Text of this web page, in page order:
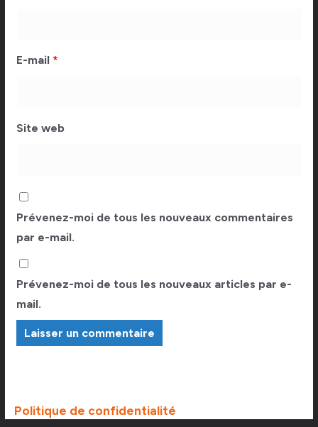
E-mail *
Site web
Prévenez-moi de tous les nouveaux commentaires
par e-mail.
Prévenez-moi de tous les nouveaux articles par e-
mail.
Politique de confidentialité